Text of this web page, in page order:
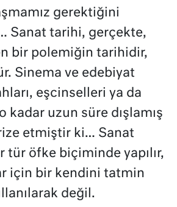
gerektiğini
Sanat tarihi, gerçekte,
bir polemiğin tarihidir,
Sinema ve edebiyat
eşcinselleri ya da
kadar uzun süre dışlamış
etmiştir ki… Sanat
tür öfke biçiminde yapılır,
için bir kendini tatmin
değil.